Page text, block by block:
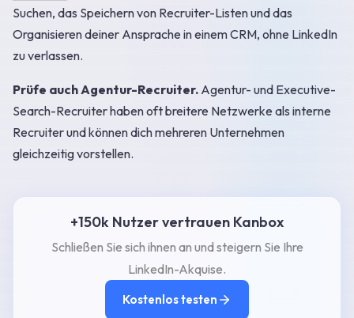
Suchen, das Speichern von Recruiter-Listen und das
Organisieren deiner Ansprache in einem CRM, ohne LinkedIn
zu verlassen.
Prüfe auch Agentur-Recruiter. Agentur- und Executive-
Search-Recruiter haben oft breitere Netzwerke als interne
Recruiter und können dich mehreren Unternehmen
gleichzeitig vorstellen.
+150k Nutzer vertrauen Kanbox
Schließen Sie sich ihnen an und steigern Sie Ihre
LinkedIn-Akquise.
Kostenlos testen